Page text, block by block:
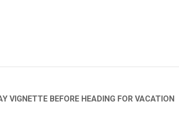
VIGNETTE BEFORE HEADING FOR VACATION